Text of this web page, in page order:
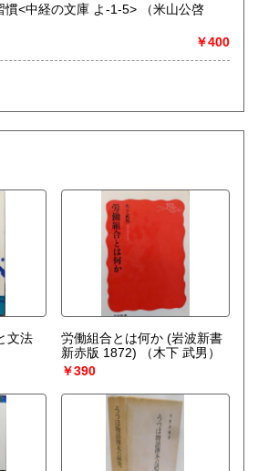
経の文庫 よ-1-5> （米山公啓
￥400
文法
労働組合とは何か (岩波新書
新赤版 1872)
（木下 武男）
￥390